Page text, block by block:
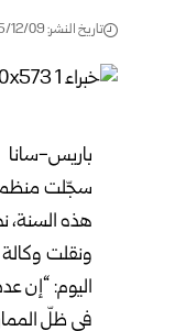
تاريخ النشر: 2025/12/09 9:45 صباحًا
باريس-سانا
هذه السنة،
في ظلّ